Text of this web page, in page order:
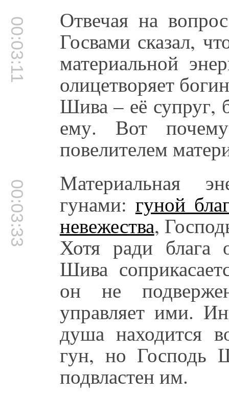
00:03:11 Отвечая на
Госвами сказал,
материальной
олицетворяет
Шива – её супруг,
ему. Вот
повелителем
00:03:33 Материальная
гунами: гуной
невежества,
Хотя ради блага
Шива
он не
управляет ими.
душа находится
гун, но Господь
подвластен им.